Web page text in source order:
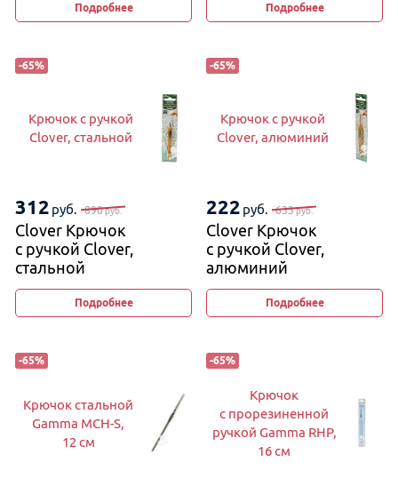
Подробнее Подробнее
-65%
Крючок с ручкой
Clover, стальной
312 руб. 890руб.
Clover Крючок
с ручкой Clover,
стальной
Подробнее
-65%
Крючок с ручкой
Clover, алюминий
222 руб. 633руб.
Clover Крючок
с ручкой Clover,
алюминий
Подробнее
-65%
Крючок стальной
Gamma MCH-S,
12 см
-65%
Крючок
с прорезиненной
ручкой Gamma RHP,
16 см